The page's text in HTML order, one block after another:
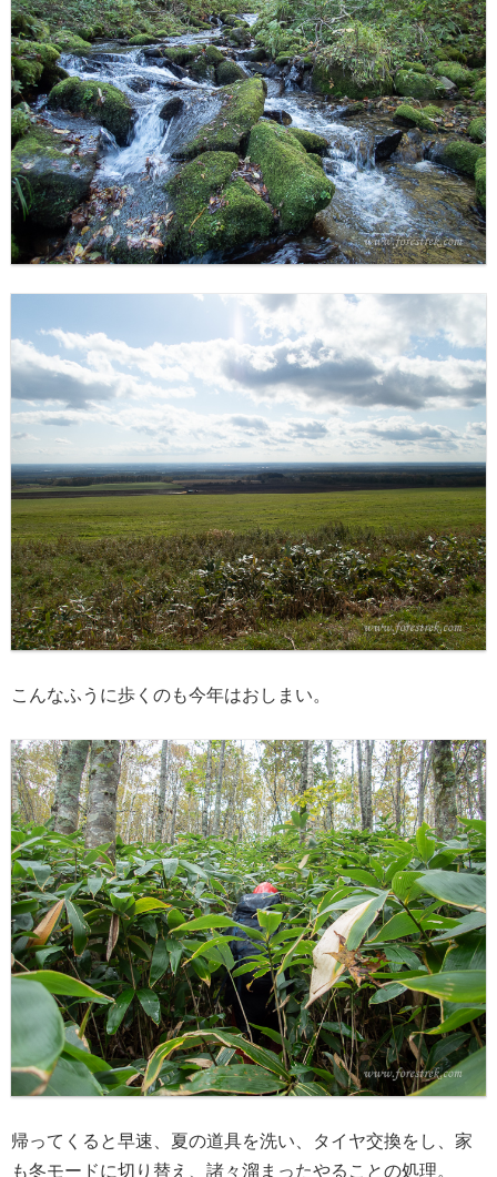
こんなふうに歩くのも今年はおしまい。
帰ってくると早速、夏の道具を洗い、タイヤ交換をし、家
も冬モードに切り替え、諸々溜まったやることの処理。